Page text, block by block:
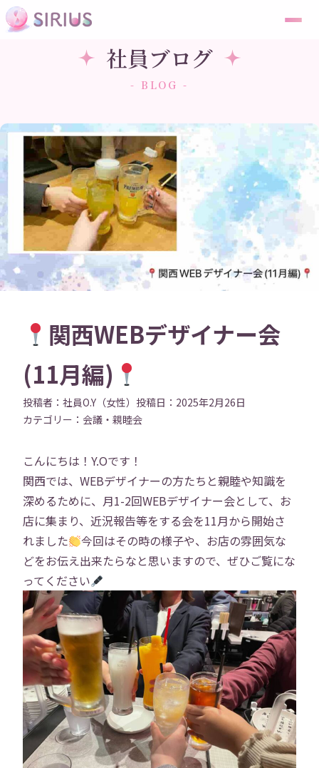
社員ブログ
- BLOG -
関西WEBデザイナー会
(11月編)
投稿者： 社員O.Y（女性） 投稿日： 2025年2月26日
カテゴリー： 会議・親睦会
こんにちは！Y.Oです！
関西では、WEBデザイナーの方たちと親睦や知識を
深めるために、月1-2回WEBデザイナー会として、お
店に集まり、近況報告等をする会を11月から開始さ
れました
今回はその時の様子や、お店の雰囲気な
どをお伝え出来たらなと思いますので、ぜひご覧にな
ってください